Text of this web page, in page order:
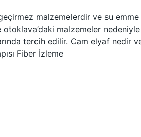
malzemelerdir ve su
otoklava’daki malzemeler
tercih edilir. Cam elyaf nedir
Fiber İzleme